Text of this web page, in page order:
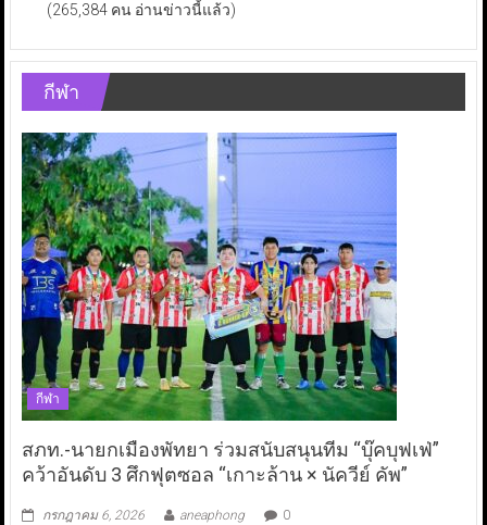
(265,384 คน อ่านข่าวนี้แล้ว)
กีฬา
กีฬา
สภท.-นายกเมืองพัทยา ร่วมสนับสนุนทีม “บุ๊คบุฟเฟ่”
คว้าอันดับ 3 ศึกฟุตซอล “เกาะล้าน × นัควีย์ คัพ”
กรกฎาคม 6, 2026 aneaphong 0